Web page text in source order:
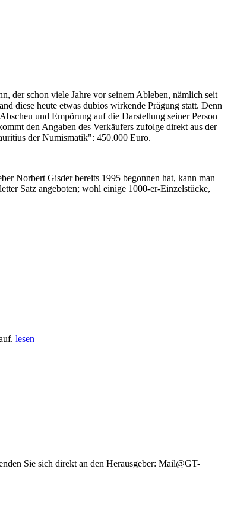
der schon viele Jahre vor seinem Ableben, nämlich seit
diese heute etwas dubios wirkende Prägung statt. Denn
und Empörung auf die Darstellung seiner Person
den Angaben des Verkäufers zufolge direkt aus der
der Numismatik": 450.000 Euro.
Norbert Gisder bereits 1995 begonnen hat, kann man
Satz angeboten; wohl einige 1000-er-Einzelstücke,
lesen
Sie sich direkt an den Herausgeber: Mail@GT-